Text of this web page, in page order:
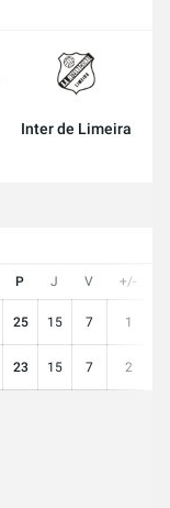
P J V +/-
25 15 7 1
23 15 7 2
Inter de Limeira